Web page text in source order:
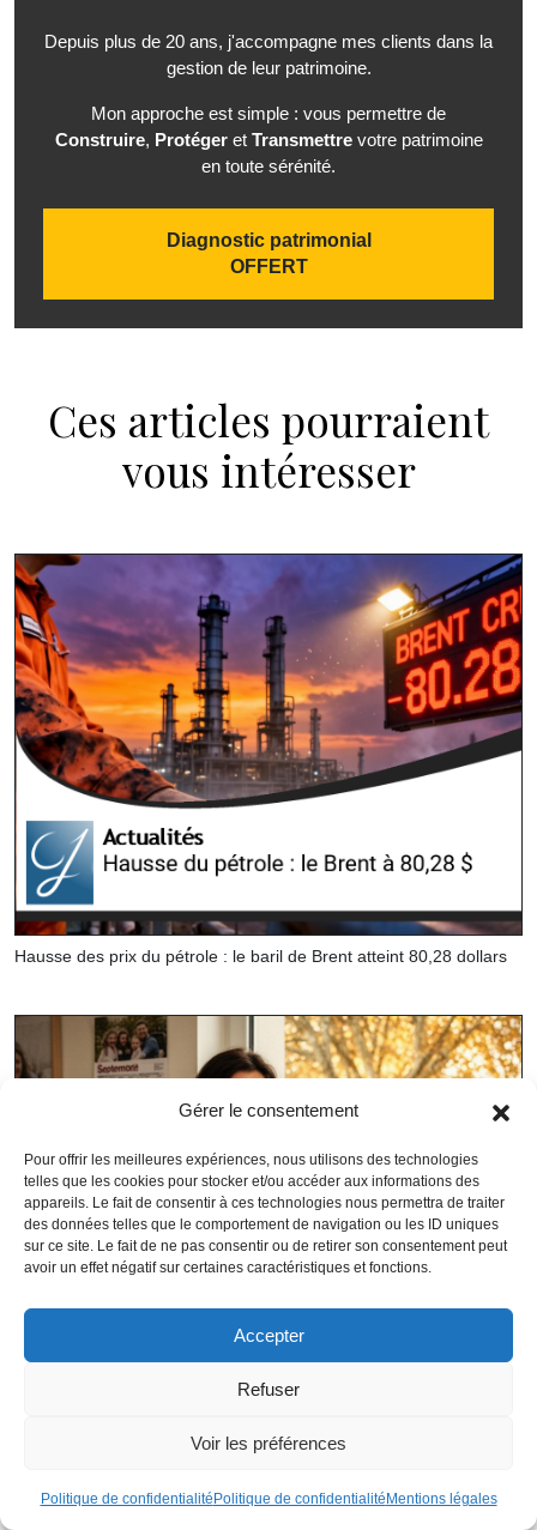
Gérer le consentement
Pour offrir les meilleures expériences, nous utilisons des technologies
telles que les cookies pour stocker et/ou accéder aux informations des
appareils. Le fait de consentir à ces technologies nous permettra de traiter
des données telles que le comportement de navigation ou les ID uniques
sur ce site. Le fait de ne pas consentir ou de retirer son consentement peut
avoir un effet négatif sur certaines caractéristiques et fonctions.
Accepter
Refuser
Voir les préférences
Politique de confidentialité Politique de confidentialité Mentions légales
Depuis plus de 20 ans, j'accompagne mes clients dans la
gestion de leur patrimoine.
Mon approche est simple : vous permettre de
Construire, Protégeret Transmettrevotre patrimoine
en toute sérénité.
Diagnostic patrimonial
OFFERT
Ces articles pourraient
vous intéresser
Hausse des prix du pétrole : le baril de Brent atteint 80,28 dollars